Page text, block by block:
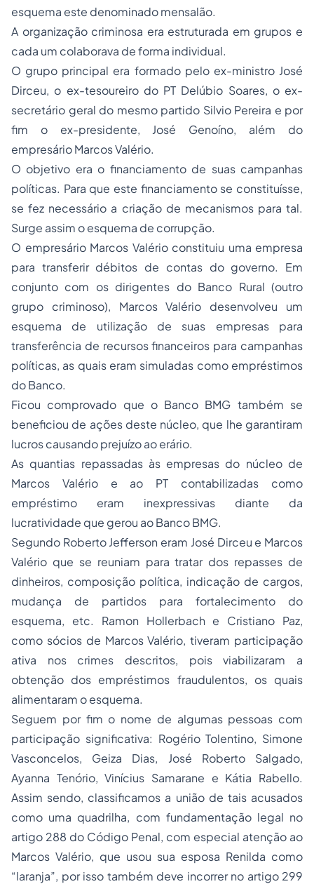
esquema este denominado mensalão.
A organização criminosa era estruturada em grupos e
cada um colaborava de forma individual.
O grupo principal era formado pelo ex-ministro José
Dirceu, o ex-tesoureiro do PT Delúbio Soares, o ex-
secretário geral do mesmo partido Silvio Pereira e por
fim o ex-presidente, José Genoíno, além do
empresário Marcos Valério.
O objetivo era o financiamento de suas campanhas
políticas. Para que este financiamento se constituísse,
se fez necessário a criação de mecanismos para tal.
Surge assim o esquema de corrupção.
O empresário Marcos Valério constituiu uma empresa
para transferir débitos de contas do governo. Em
conjunto com os dirigentes do Banco Rural (outro
grupo criminoso), Marcos Valério desenvolveu um
esquema de utilização de suas empresas para
transferência de recursos financeiros para campanhas
políticas, as quais eram simuladas como empréstimos
do Banco.
Ficou comprovado que o Banco BMG também se
beneficiou de ações deste núcleo, que lhe garantiram
lucros causando prejuízo ao erário.
As quantias repassadas às empresas do núcleo de
Marcos Valério e ao PT contabilizadas como
empréstimo eram inexpressivas diante da
lucratividade que gerou ao Banco BMG.
Segundo Roberto Jefferson eram José Dirceu e Marcos
Valério que se reuniam para tratar dos repasses de
dinheiros, composição política, indicação de cargos,
mudança de partidos para fortalecimento do
esquema, etc. Ramon Hollerbach e Cristiano Paz,
como sócios de Marcos Valério, tiveram participação
ativa nos crimes descritos, pois viabilizaram a
obtenção dos empréstimos fraudulentos, os quais
alimentaram o esquema.
Seguem por fim o nome de algumas pessoas com
participação significativa: Rogério Tolentino, Simone
Vasconcelos, Geiza Dias, José Roberto Salgado,
Ayanna Tenório, Vinícius Samarane e Kátia Rabello.
Assim sendo, classificamos a união de tais acusados
como uma quadrilha, com fundamentação legal no
artigo 288 do Código Penal, com especial atenção ao
Marcos Valério, que usou sua esposa Renilda como
“laranja”, por isso também deve incorrer no artigo 299